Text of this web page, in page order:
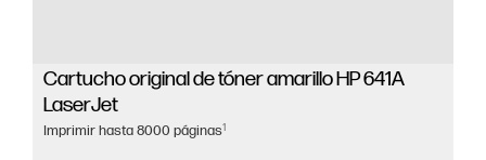
Cartucho original de tóner amarillo HP 641A
LaserJet
Imprimir hasta 8000 páginas1